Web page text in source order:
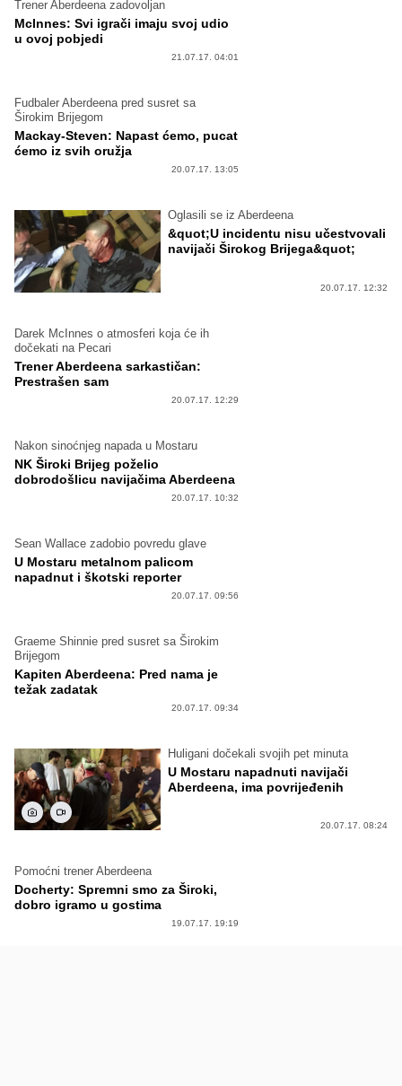
Trener Aberdeena zadovoljan
Mclnnes: Svi igrači imaju svoj udio
u ovoj pobjedi
21.07.17. 04:01
Fudbaler Aberdeena pred susret sa
Širokim Brijegom
Mackay-Steven: Napast ćemo, pucat
ćemo iz svih oružja
20.07.17. 13:05
Oglasili se iz Aberdeena
&quot;U incidentu nisu učestvovali
navijači Širokog Brijega&quot;
20.07.17. 12:32
Darek McInnes o atmosferi koja će ih
dočekati na Pecari
Trener Aberdeena sarkastičan:
Prestrašen sam
20.07.17. 12:29
Nakon sinoćnjeg napada u Mostaru
NK Široki Brijeg poželio
dobrodošlicu navijačima Aberdeena
20.07.17. 10:32
Sean Wallace zadobio povredu glave
U Mostaru metalnom palicom
napadnut i škotski reporter
20.07.17. 09:56
Graeme Shinnie pred susret sa Širokim
Brijegom
Kapiten Aberdeena: Pred nama je
težak zadatak
20.07.17. 09:34
Huligani dočekali svojih pet minuta
U Mostaru napadnuti navijači
Aberdeena, ima povrijeđenih
20.07.17. 08:24
Pomoćni trener Aberdeena
Docherty: Spremni smo za Široki,
dobro igramo u gostima
19.07.17. 19:19